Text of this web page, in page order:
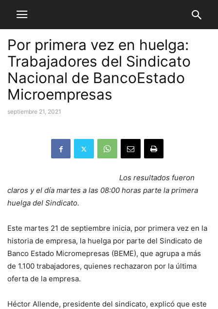
Por primera vez en huelga:
Trabajadores del Sindicato
Nacional de BancoEstado
Microempresas
septiembre 21, 2021
Los resultados fueron
claros y el día martes a las 08:00 horas parte la primera
huelga del Sindicato.
Este martes 21 de septiembre inicia, por primera vez en la
historia de empresa, la huelga por parte del Sindicato de
Banco Estado Micromepresas (BEME), que agrupa a más
de 1.100 trabajadores, quienes rechazaron por la última
oferta de la empresa.
Héctor Allende, presidente del sindicato, explicó que este